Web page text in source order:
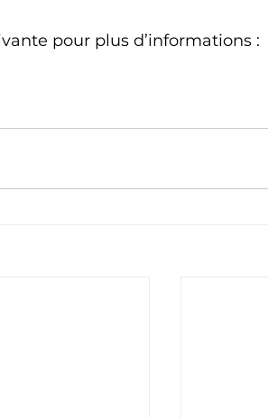
pour plus d’informations :